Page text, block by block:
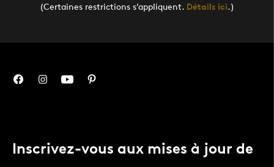
(Certaines restrictions s’appliquent. Détails ici.)
Inscrivez-vous aux mises à jour de